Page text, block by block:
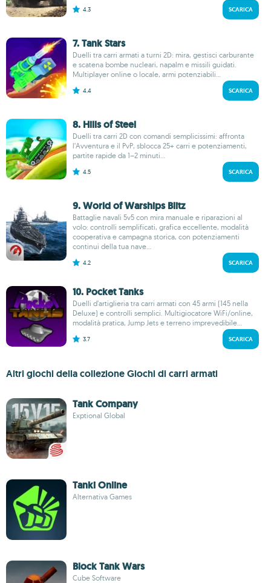
4.3 SCARICA
7. Tank Stars
Duelli tra carri armati a turni 2D: mira, gestisci carburante
e scatena bombe nucleari, napalm e missili guidati.
Multiplayer online o locale, armi potenziabili...
4.4 SCARICA
8. Hills of Steel
Duelli tra carri 2D con comandi semplicissimi: affronta
l’Avventura e il PvP, sblocca 25+ carri e potenziamenti,
partite rapide da 1–2 minuti...
4.5 SCARICA
9. World of Warships Blitz
Battaglie navali 5v5 con mira manuale e riparazioni al
volo: controlli semplificati, grafica eccellente, modalità
cooperativa e campagna storica, con potenziamenti
continui della tua nave...
4.2 SCARICA
10. Pocket Tanks
Duelli d’artiglieria tra carri armati con 45 armi (145 nella
Deluxe) e controlli semplici. Multigiocatore WiFi/online,
modalità pratica, Jump Jets e terreno imprevedibile...
3.7 SCARICA
Altri giochi della collezione Giochi di carri armati
Tank Company
Exptional Global
Tanki Online
Alternativa Games
Block Tank Wars
Cube Software